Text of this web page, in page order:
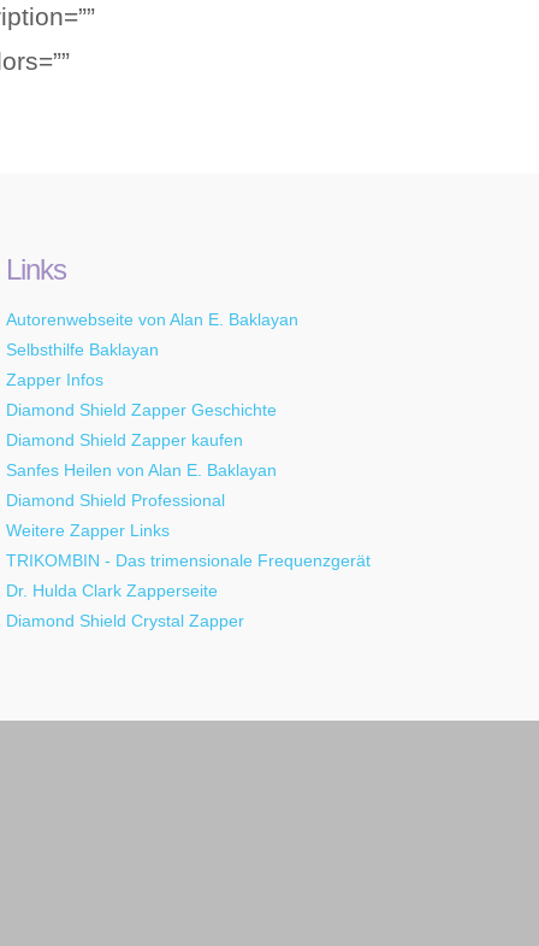
Links
Autorenwebseite von Alan E. Baklayan
Selbsthilfe Baklayan
Zapper Infos
Diamond Shield Zapper Geschichte
Diamond Shield Zapper kaufen
Sanfes Heilen von Alan E. Baklayan
Diamond Shield Professional
Weitere Zapper Links
TRIKOMBIN - Das trimensionale Frequenzgerät
Dr. Hulda Clark Zapperseite
Diamond Shield Crystal Zapper